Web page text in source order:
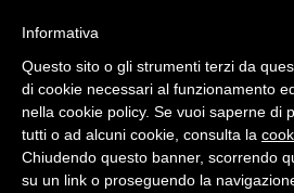
CINEMA
Informativa
Questo sito o gli strumenti terzi da
di cookie necessari al funzionamento
nella cookie policy. Se vuoi saperne di
tutti o ad alcuni cookie, consulta la
Chiudendo questo banner, scorrendo
su un link o proseguendo la